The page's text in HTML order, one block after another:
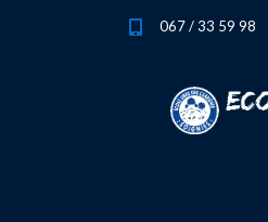
067 / 33 59 98